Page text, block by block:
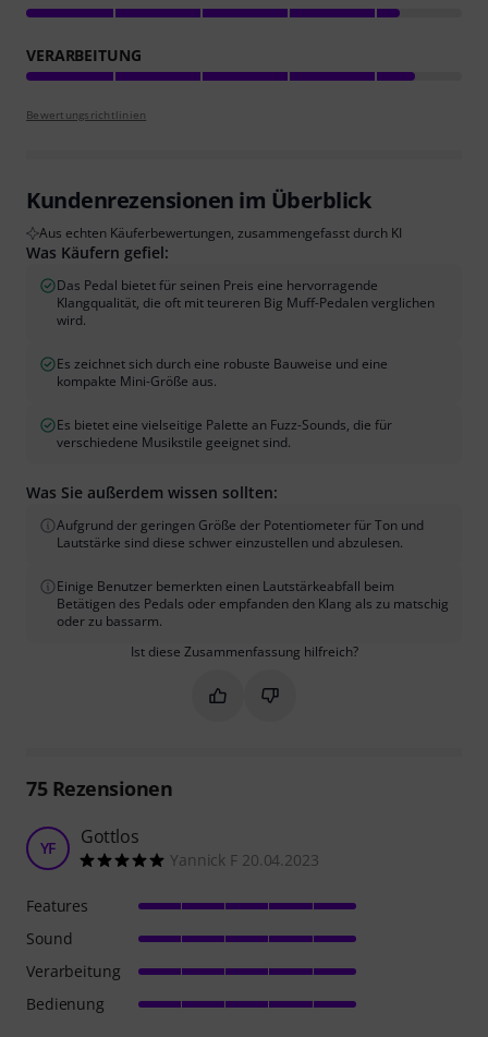
VERARBEITUNG
Bewertungsrichtlinien
Kundenrezensionen im Überblick
Aus echten Käuferbewertungen, zusammengefasst durch KI
Was Käufern gefiel:
Das Pedal bietet für seinen Preis eine hervorragende
Klangqualität, die oft mit teureren Big Muff-Pedalen verglichen
wird.
Es zeichnet sich durch eine robuste Bauweise und eine
kompakte Mini-Größe aus.
Es bietet eine vielseitige Palette an Fuzz-Sounds, die für
verschiedene Musikstile geeignet sind.
Was Sie außerdem wissen sollten:
Aufgrund der geringen Größe der Potentiometer für Ton und
Lautstärke sind diese schwer einzustellen und abzulesen.
Einige Benutzer bemerkten einen Lautstärkeabfall beim
Betätigen des Pedals oder empfanden den Klang als zu matschig
oder zu bassarm.
Ist diese Zusammenfassung hilfreich?
Markieren Sie diese
Markieren Sie diese
75Rezensionen
YF Gottlos
Yannick F 20.04.2023
Features
Sound
Verarbeitung
Bedienung